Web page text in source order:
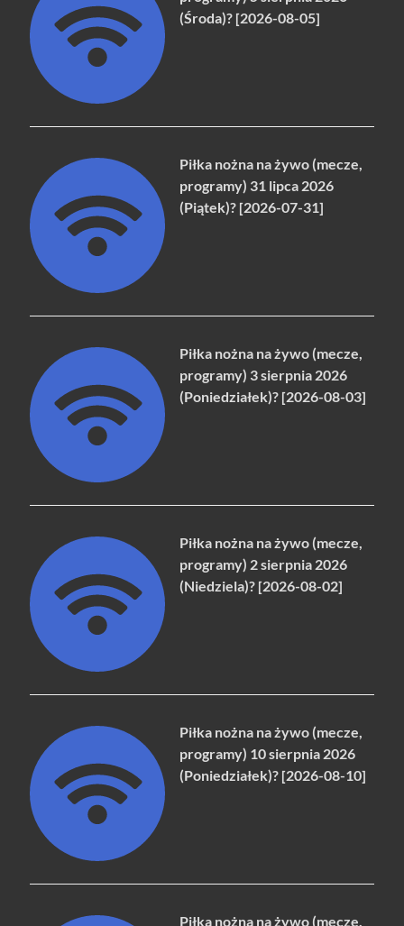
(Środa)? [2026-08-05]
Piłka nożna na żywo (mecze,
programy) 31 lipca 2026
(Piątek)? [2026-07-31]
Piłka nożna na żywo (mecze,
programy) 3 sierpnia 2026
(Poniedziałek)? [2026-08-03]
Piłka nożna na żywo (mecze,
programy) 2 sierpnia 2026
(Niedziela)? [2026-08-02]
Piłka nożna na żywo (mecze,
programy) 10 sierpnia 2026
(Poniedziałek)? [2026-08-10]
Piłka nożna na żywo (mecze,